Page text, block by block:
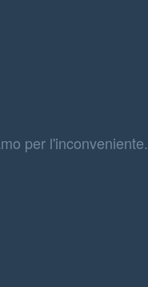
per l'inconveniente.